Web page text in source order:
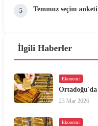
5 Temmuz seçim
İlgili Haberler
Ekonomi
Ortadoğu'da
23 Mar 2026
Ekonomi